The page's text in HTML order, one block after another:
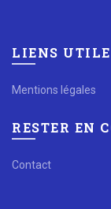
LIENS
Mentions légales
RESTER EN
Contact